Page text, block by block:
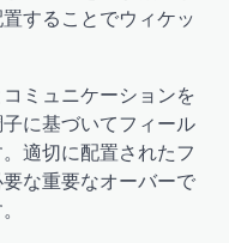
することでウィケッ
ミュニケーションを
に基づいてフィール
適切に配置されたフ
な重要なオーバーで